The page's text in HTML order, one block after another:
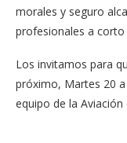
morales y seguro
profesionales a corto
Los invitamos para
próximo, Martes 20
equipo de la Aviación